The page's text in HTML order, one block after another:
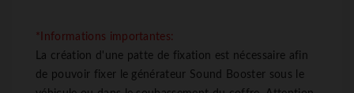
*Informations importantes:
La création d'une patte de fixation est nécessaire afin
de pouvoir fixer le générateur Sound Booster sous le